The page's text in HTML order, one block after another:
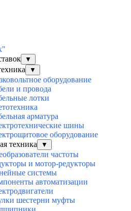
▼
▼
оборудование
и провода
лотки
арматура
шины
оборудование
техника
▼
частоты
и мотор-редукторы
системы
автоматизации
шестерни муфты